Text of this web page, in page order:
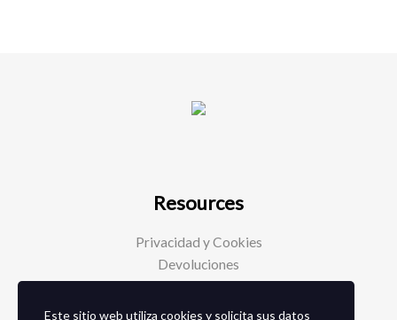
Resources
Privacidad y Cookies
Devoluciones
Este sitio web utiliza cookies y solicita sus datos